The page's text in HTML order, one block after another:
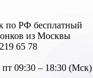
по РФ бесплатный
из Москвы
65 78
пт 09:30 – 18:30 (Мск)